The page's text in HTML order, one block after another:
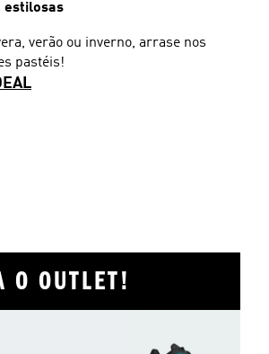
estilosas
verão ou inverno, arrase nos
pastéis!
O OUTLET!